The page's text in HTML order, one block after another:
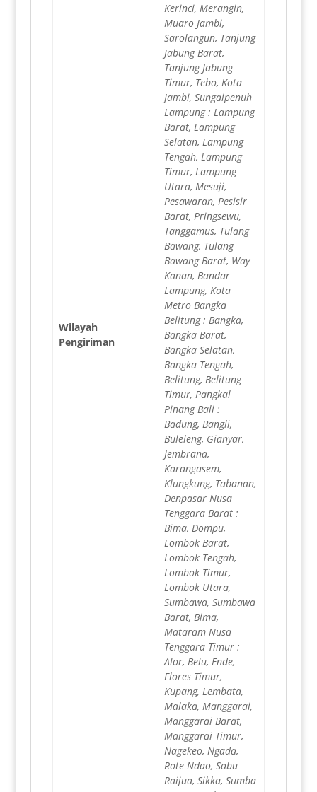
Wilayah
Pengiriman
Kerinci, Merangin,
Muaro Jambi,
Sarolangun, Tanjung
Jabung Barat,
Tanjung Jabung
Timur, Tebo, Kota
Jambi, Sungaipenuh
Lampung : Lampung
Barat, Lampung
Selatan, Lampung
Tengah, Lampung
Timur, Lampung
Utara, Mesuji,
Pesawaran, Pesisir
Barat, Pringsewu,
Tanggamus, Tulang
Bawang, Tulang
Bawang Barat, Way
Kanan, Bandar
Lampung, Kota
Metro Bangka
Belitung : Bangka,
Bangka Barat,
Bangka Selatan,
Bangka Tengah,
Belitung, Belitung
Timur, Pangkal
Pinang Bali :
Badung, Bangli,
Buleleng, Gianyar,
Jembrana,
Karangasem,
Klungkung, Tabanan,
Denpasar Nusa
Tenggara Barat :
Bima, Dompu,
Lombok Barat,
Lombok Tengah,
Lombok Timur,
Lombok Utara,
Sumbawa, Sumbawa
Barat, Bima,
Mataram Nusa
Tenggara Timur :
Alor, Belu, Ende,
Flores Timur,
Kupang, Lembata,
Malaka, Manggarai,
Manggarai Barat,
Manggarai Timur,
Nagekeo, Ngada,
Rote Ndao, Sabu
Raijua, Sikka, Sumba